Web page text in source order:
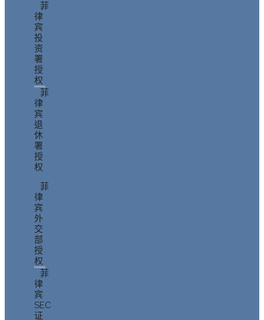
菲
律
宾
投
资
署
授
权
菲
律
宾
退
休
署
授
权
菲
律
宾
外
交
部
授
权
菲
律
宾
SEC
证